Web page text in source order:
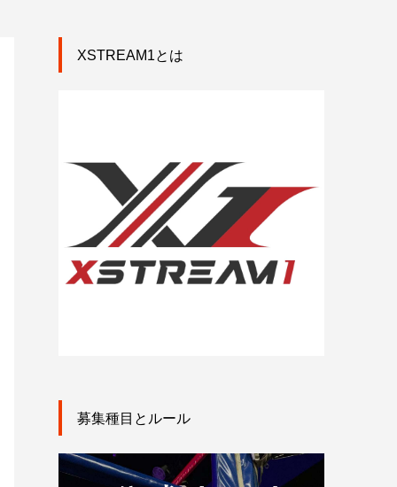
XSTREAM1とは
募集種目とルール